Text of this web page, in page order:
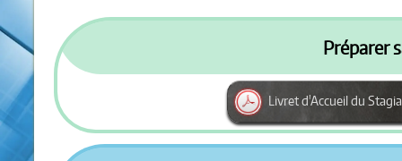
Préparer
Livret d'Accueil du